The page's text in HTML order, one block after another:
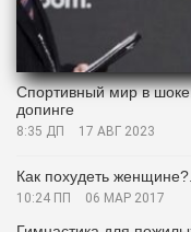
Спортивный мир в
допинге
8:35 ДП 17 АВГ 2023
Как похудеть женщине?.
10:24 ПП 06 МАР 2017